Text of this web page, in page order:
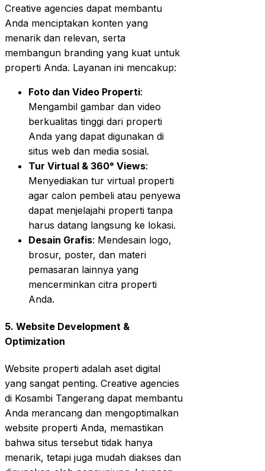
Creative agencies dapat membantu
Anda menciptakan konten yang
menarik dan relevan, serta
membangun branding yang kuat untuk
properti Anda. Layanan ini mencakup:
Foto dan Video Properti:
Mengambil gambar dan video
berkualitas tinggi dari properti
Anda yang dapat digunakan di
situs web dan media sosial.
Tur Virtual & 360° Views:
Menyediakan tur virtual properti
agar calon pembeli atau penyewa
dapat menjelajahi properti tanpa
harus datang langsung ke lokasi.
Desain Grafis: Mendesain logo,
brosur, poster, dan materi
pemasaran lainnya yang
mencerminkan citra properti
Anda.
5. Website Development &
Optimization
Website properti adalah aset digital
yang sangat penting. Creative agencies
di Kosambi Tangerang dapat membantu
Anda merancang dan mengoptimalkan
website properti Anda, memastikan
bahwa situs tersebut tidak hanya
menarik, tetapi juga mudah diakses dan